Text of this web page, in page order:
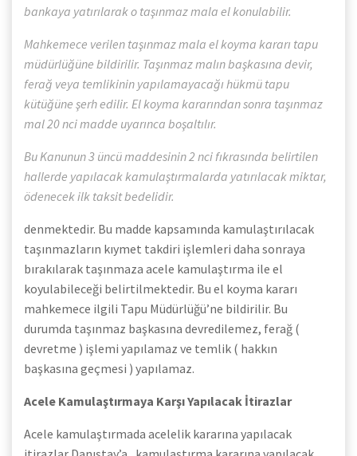
bankaya yatırılarak o taşınmaz mala el konulabilir.
Mahkemece verilen taşınmaz mala el koyma kararı tapu
müdürlüğüne bildirilir. Taşınmaz malın başkasına devir,
ferağ veya temlikinin yapılamayacağı hükmü tapu
kütüğüne şerh edilir. El koyma kararından sonra taşınmaz
mal 20 nci madde uyarınca boşaltılır.
Bu Kanunun 3 üncü maddesinin 2 nci fıkrasında belirtilen
hallerde yapılacak kamulaştırmalarda yatırılacak miktar,
ödenecek ilk taksit bedelidir.
denmektedir. Bu madde kapsamında kamulaştırılacak
taşınmazların kıymet takdiri işlemleri daha sonraya
bırakılarak taşınmaza acele kamulaştırma ile el
koyulabileceği belirtilmektedir. Bu el koyma kararı
mahkemece ilgili Tapu Müdürlüğü’ne bildirilir. Bu
durumda taşınmaz başkasına devredilemez, ferağ (
devretme ) işlemi yapılamaz ve temlik ( hakkın
başkasına geçmesi ) yapılamaz.
Acele Kamulaştırmaya Karşı Yapılacak İtirazlar
Acele kamulaştırmada acelelik kararına yapılacak